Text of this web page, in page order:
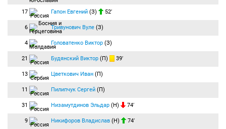
17 Гапон Евгений (З) 52′
6 Тривунович Вуле (З)
4 Головатенко Виктор (З)
21 Будянский Виктор (П) 39′
13 Цветкович Иван (П)
11 Пилипчук Сергей (П)
31 Низамутдинов Эльдар (Н) 74′
9 Никифоров Владислав (Н) 74′